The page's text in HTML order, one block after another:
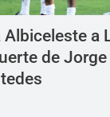
Albiceleste a
de